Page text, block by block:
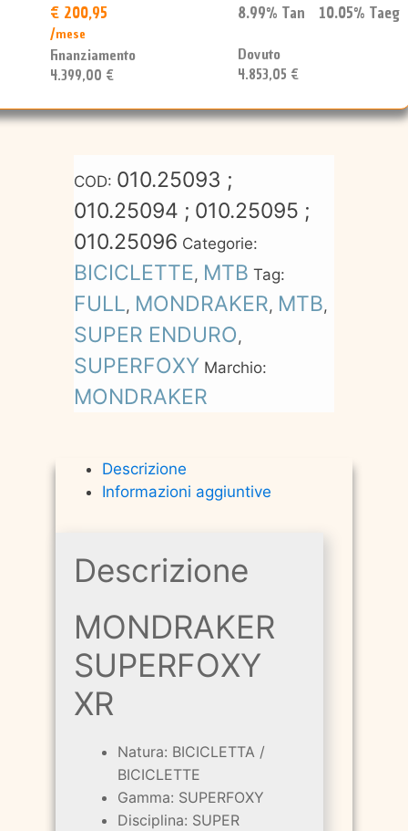
€ 200,95
/mese
Finanziamento
4.399,00 €
8.99% Tan 10.05% Taeg
Dovuto
4.853,05 €
COD: 010.25093 ;
010.25094 ; 010.25095 ;
010.25096 Categorie:
BICICLETTE, MTB Tag:
FULL, MONDRAKER, MTB,
SUPER ENDURO ,
SUPERFOXY Marchio:
MONDRAKER
Descrizione
Informazioni aggiuntive
Descrizione
MONDRAKER
SUPERFOXY
XR
Natura: BICICLETTA /
BICICLETTE
Gamma: SUPERFOXY
Disciplina: SUPER